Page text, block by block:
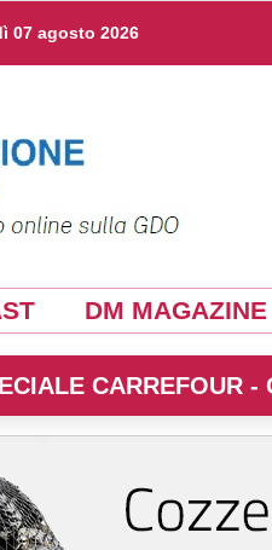
07 agosto 2026
DM MAGAZINE
CARREFOUR -